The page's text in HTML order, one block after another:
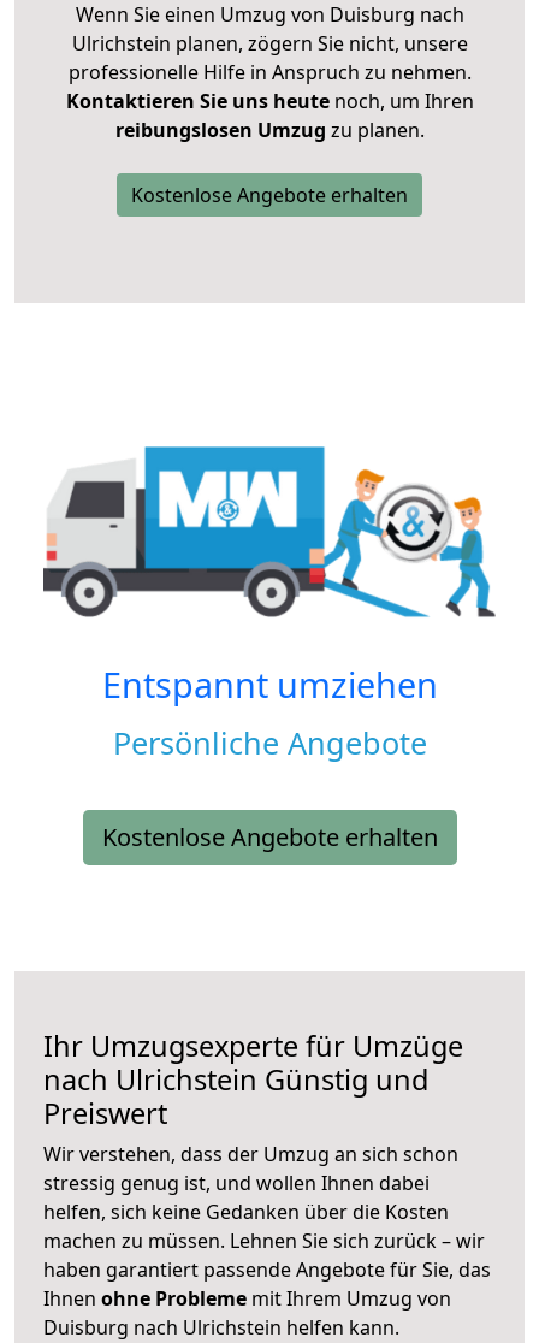
Wenn Sie einen Umzug von Duisburg nach
Ulrichstein planen, zögern Sie nicht, unsere
professionelle Hilfe in Anspruch zu nehmen.
Kontaktieren Sie uns heutenoch, um Ihren
reibungslosen Umzug zu planen.
Kostenlose Angebote erhalten
Entspannt umziehen
Persönliche Angebote
Kostenlose Angebote erhalten
Ihr Umzugsexperte für Umzüge
nach Ulrichstein Günstig und
Preiswert
Wir verstehen, dass der Umzug an sich schon
stressig genug ist, und wollen Ihnen dabei
helfen, sich keine Gedanken über die Kosten
machen zu müssen. Lehnen Sie sich zurück – wir
haben garantiert passende Angebote für Sie, das
Ihnen ohne Probleme mit Ihrem Umzug von
Duisburg nach Ulrichstein helfen kann.